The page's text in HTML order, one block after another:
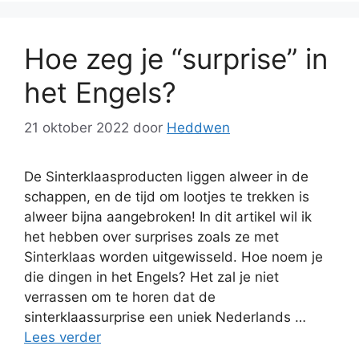
Hoe zeg je “surprise” in
het Engels?
21 oktober 2022 door Heddwen
De Sinterklaasproducten liggen alweer in de
schappen, en de tijd om lootjes te trekken is
alweer bijna aangebroken! In dit artikel wil ik
het hebben over surprises zoals ze met
Sinterklaas worden uitgewisseld. Hoe noem je
die dingen in het Engels? Het zal je niet
verrassen om te horen dat de
sinterklaassurprise een uniek Nederlands …
Lees verder